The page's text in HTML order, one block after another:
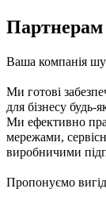
Партнерам
Ваша компанія
Ми готові
для бізнесу будь-
Ми ефективно
мережами,
виробничими
Пропонуємо